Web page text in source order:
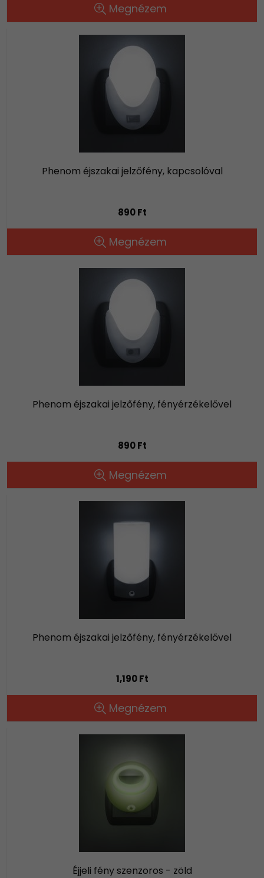
Megnézem
Phenom éjszakai jelzőfény, kapcsolóval
890 Ft
Megnézem
Phenom éjszakai jelzőfény, fényérzékelővel
890 Ft
Megnézem
Phenom éjszakai jelzőfény, fényérzékelővel
1,190 Ft
Megnézem
Éjjeli fény szenzoros - zöld